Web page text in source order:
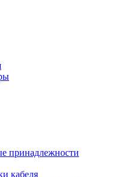
принадлежности
кабеля